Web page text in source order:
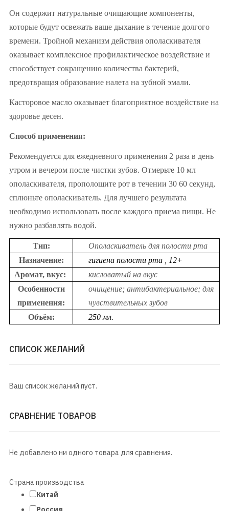
Он содержит натуральные очищающие компоненты,
которые будут освежать ваше дыхание в течение долгого
времени. Тройной механизм действия ополаскивателя
оказывает комплексное профилактическое воздействие и
способствует сокращению количества бактерий,
предотвращая образование налета на зубной эмали.
Касторовое масло оказывает благоприятное воздействие на
здоровье десен.
Способ применения:
Рекомендуется для ежедневного применения 2 раза в день
утром и вечером после чистки зубов. Отмерьте 10 мл
ополаскивателя, прополощите рот в течении 30 60 секунд,
сплюньте ополаскиватель. Для лучшего результата
необходимо использовать после каждого приема пищи. Не
нужно разбавлять водой.
Тип:
Ополаскиватель для полости рта
Назначение:
гигиена полости рта , 12+
Аромат, вкус:
кисловатый на вкус
Особенности
применения:
очищение; антибактериальное; для
чувствительных зубов
Объём:
250 мл.
СПИСОК ЖЕЛАНИЙ
Ваш список желаний пуст.
СРАВНЕНИЕ ТОВАРОВ
Не добавлено ни одного товара для сравнения.
Страна производства
Китай